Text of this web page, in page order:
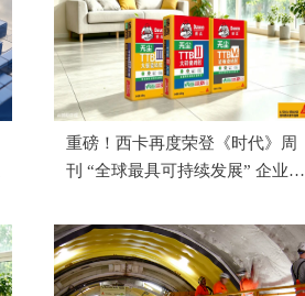
重磅！西卡再度荣登《时代》周
刊 “全球最具可持续发展” 企业榜